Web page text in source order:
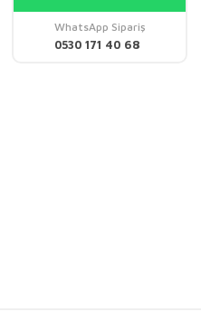
WhatsApp Sipariş
0530 171 40 68